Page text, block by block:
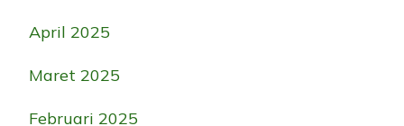
April 2025
Maret 2025
Februari 2025